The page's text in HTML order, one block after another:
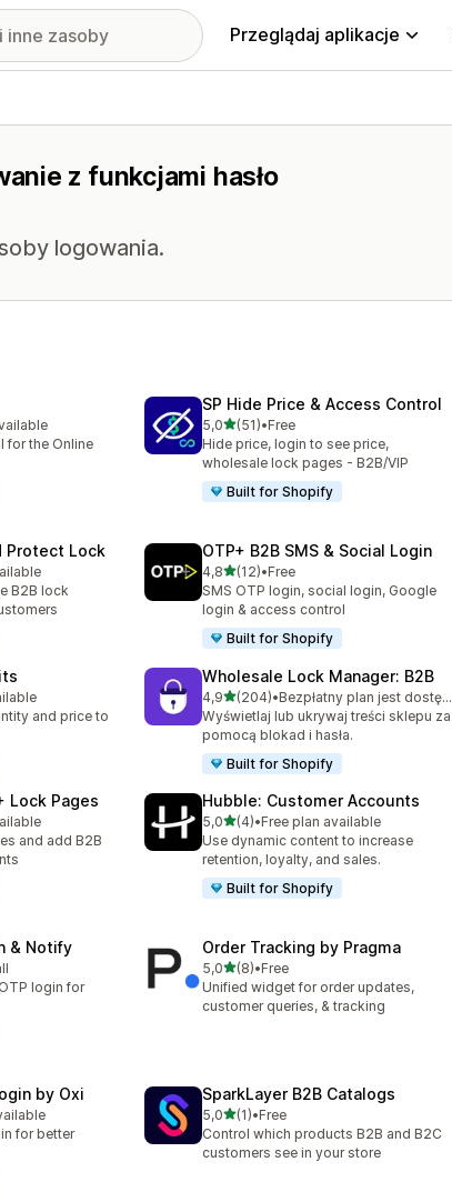
Przeglądaj aplikacje
z funkcjami hasło
logowania.
286
for the Online
SP Hide Price & Access Control
5,0na 5 gwiazdek
(51)
Łączna liczba recenzji: 51
•Free
Hide price, login to see price,
wholesale lock pages - B2B/VIP
Built for Shopify
Protect Lock
41
B2B lock
OTP+ B2B SMS & Social Login
4,8na 5 gwiazdek
(12)
Łączna liczba recenzji: 12
•Free
SMS OTP login, social login, Google
login & access control
Built for Shopify
19
and price to
Wholesale Lock Manager: B2B
4,9na 5 gwiazdek
(204)
Łączna liczba recenzji: 204
•
Bezpłatny plan jest dostępny
Wyświetlaj lub ukrywaj treści sklepu za
pomocą blokad i hasła.
Built for Shopify
Lock Pages
18
and add B2B
Hubble: Customer Accounts
5,0na 5 gwiazdek
(4)
Łączna liczba recenzji: 4
•Free plan available
Use dynamic content to increase
retention, loyalty, and sales.
Built for Shopify
& Notify
login for
Order Tracking by Pragma
5,0na 5 gwiazdek
(8)
Łączna liczba recenzji: 8
•Free
Unified widget for order updates,
customer queries, & tracking
by Oxi
107
for better
SparkLayer B2B Catalogs
5,0na 5 gwiazdek
(1)
Łączna liczba recenzji: 1
•Free
Control which products B2B and B2C
customers see in your store